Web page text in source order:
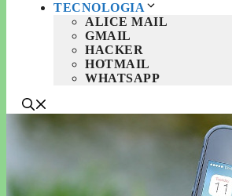
TECNOLOGIA
ALICE MAIL
GMAIL
HACKER
HOTMAIL
WHATSAPP